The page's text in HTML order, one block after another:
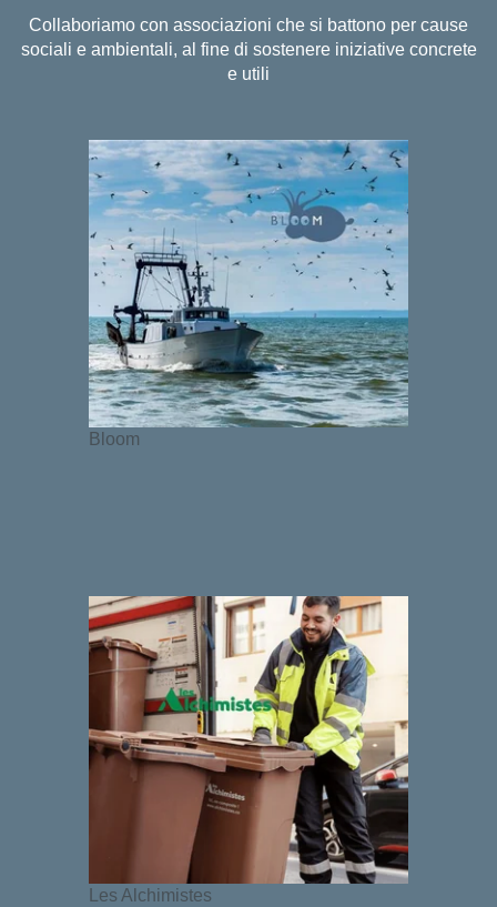
Collaboriamo con associazioni che si battono per cause
sociali e ambientali, al fine di sostenere iniziative concrete
e utili
Bloom
Les Alchimistes
Le Camere e le Suite
I nostri partnerI nostri impegni
Libro